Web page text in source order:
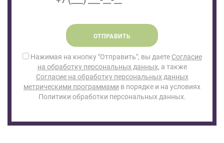
ОТПРАВИТЬ
Нажимая на кнопку "Отправить", вы даете Согласие
на обработку персональных данных, а также
Согласие на обработку персональных данных
метрическими программами в порядке и на условиях
Политики обработки персональных данных.